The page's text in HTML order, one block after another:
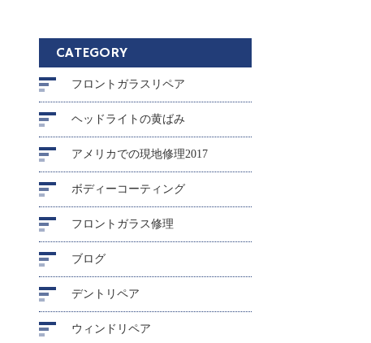
CATEGORY
フロントガラスリペア
ヘッドライトの黄ばみ
アメリカでの現地修理2017
ボディーコーティング
フロントガラス修理
ブログ
デントリペア
ウィンドリペア